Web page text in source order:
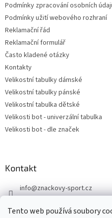
Tento web používá soubory
Podmínky zpracování osobních
Podmínky užití webového rozhraní
Reklamační řád
Reklamační formulář
Často kladené otázky
Kontakty
Velikostní tabulky dámské
Velikostní tabulky pánské
Velikostní tabulka dětské
Velikosti bot - univerzální tabulka
Velikosti bot - dle značek
Kontakt
info@znackovy-sport.cz